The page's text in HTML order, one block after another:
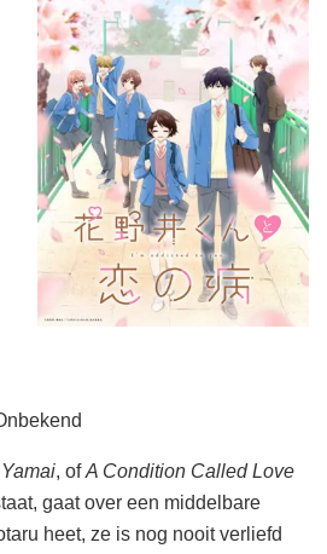
, ofA Condition Called Love
gaat over een middelbare
heet, ze is nog nooit verliefd